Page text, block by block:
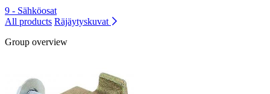
9 - Sähköosat
All products Räjäytyskuvat
Group overview